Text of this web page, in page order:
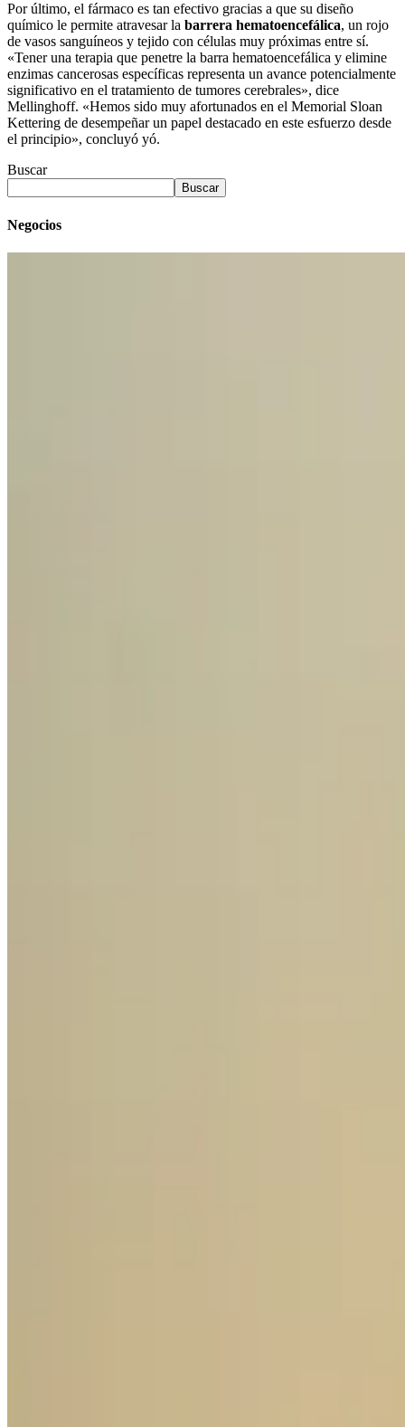
Por último, el fármaco es tan efectivo gracias a que su diseño
químico le permite atravesar la barrera hematoencefálica, un rojo
de vasos sanguíneos y tejido con células muy próximas entre sí.
«Tener una terapia que penetre la barra hematoencefálica y elimine
enzimas cancerosas específicas representa un avance potencialmente
significativo en el tratamiento de tumores cerebrales», dice
Mellinghoff. «Hemos sido muy afortunados en el Memorial Sloan
Kettering de desempeñar un papel destacado en este esfuerzo desde
el principio», concluyó yó.
Buscar
Buscar
Negocios